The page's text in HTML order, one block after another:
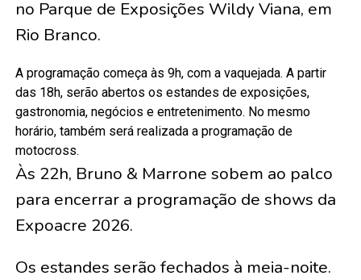
no Parque de Exposições Wildy Viana, em
Rio Branco.
A programação começa às 9h, com a vaquejada. A partir
das 18h, serão abertos os estandes de exposições,
gastronomia, negócios e entretenimento. No mesmo
horário, também será realizada a programação de
motocross.
Às 22h, Bruno & Marrone sobem ao palco
para encerrar a programação de shows da
Expoacre 2026.
Os estandes serão fechados à meia-noite.